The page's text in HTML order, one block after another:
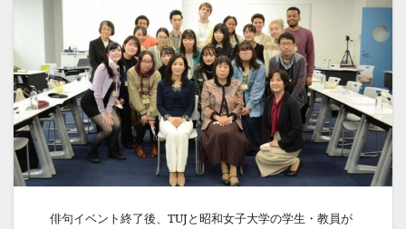
俳句イベント終了後、TUJと昭和女子大学の学生・教員が